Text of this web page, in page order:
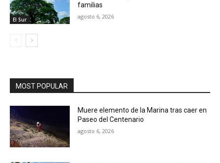
El Sur
familias
agosto 6, 2026
MOST POPULAR
Muere elemento de la Marina tras caer en
Paseo del Centenario
agosto 6, 2026